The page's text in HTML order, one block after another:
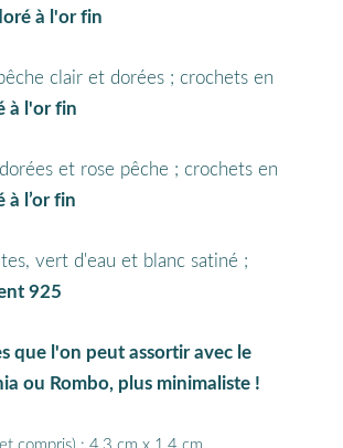
à l'or fin
clair et dorées ; crochets en
à l'or fin
et rose pêche ; crochets en
l’or fin
vert d'eau et blanc satiné ;
925
que l'on peut assortir avec le
ou Rombo, plus minimaliste !
compris) : 4,3 cm x 1,4 cm